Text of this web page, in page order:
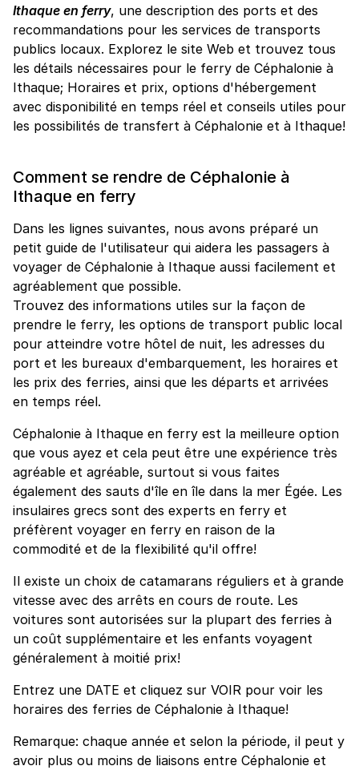
Ithaque en ferry, une description des ports et des
recommandations pour les services de transports
publics locaux. Explorez le site Web et trouvez tous
les détails nécessaires pour le ferry de Céphalonie à
Ithaque; Horaires et prix, options d'hébergement
avec disponibilité en temps réel et conseils utiles pour
les possibilités de transfert à Céphalonie et à Ithaque!
Comment se rendre de Céphalonie à
Ithaque en ferry
Dans les lignes suivantes, nous avons préparé un
petit guide de l'utilisateur qui aidera les passagers à
voyager de Céphalonie à Ithaque aussi facilement et
agréablement que possible.
Trouvez des informations utiles sur la façon de
prendre le ferry, les options de transport public local
pour atteindre votre hôtel de nuit, les adresses du
port et les bureaux d'embarquement, les horaires et
les prix des ferries, ainsi que les départs et arrivées
en temps réel.
Céphalonie à Ithaque en ferry est la meilleure option
que vous ayez et cela peut être une expérience très
agréable et agréable, surtout si vous faites
également des sauts d'île en île dans la mer Égée. Les
insulaires grecs sont des experts en ferry et
préfèrent voyager en ferry en raison de la
commodité et de la flexibilité qu'il offre!
Il existe un choix de catamarans réguliers et à grande
vitesse avec des arrêts en cours de route. Les
voitures sont autorisées sur la plupart des ferries à
un coût supplémentaire et les enfants voyagent
généralement à moitié prix!
Entrez une DATE et cliquez sur VOIR pour voir les
horaires des ferries de Céphalonie à Ithaque!
Remarque: chaque année et selon la période, il peut y
avoir plus ou moins de liaisons entre Céphalonie et